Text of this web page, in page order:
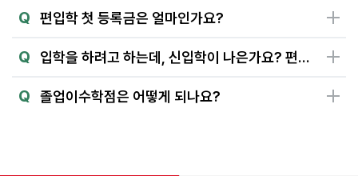
Q 편입학 첫 등록금은 얼마인가요?
Q 입학을 하려고 하는데, 신입학이 나은가요? 편입학이 나은가요?
Q 졸업이수학점은 어떻게 되나요?